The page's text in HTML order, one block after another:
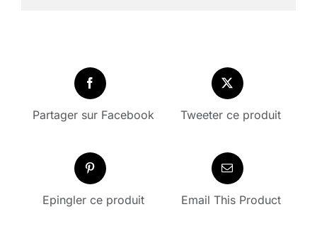
Partager sur Facebook Tweeter ce produit
Epingler ce produit Email This Product